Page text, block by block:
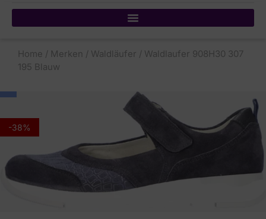
Home / Merken / Waldläufer / Waldlaufer 908H30 307
195 Blauw
-38%